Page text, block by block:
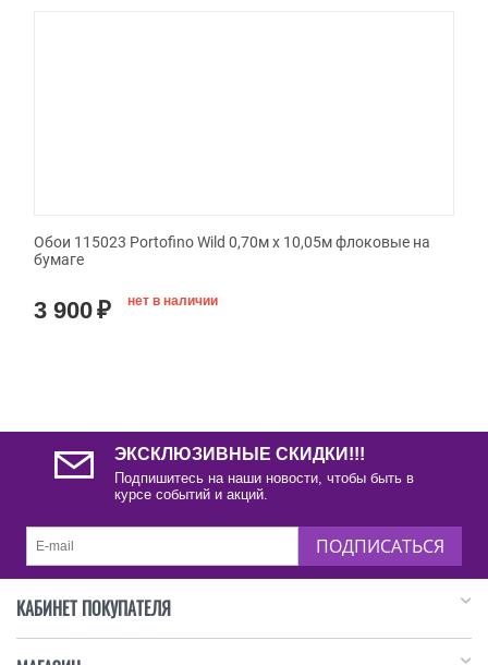
Обои 115023 Portofino Wild 0,70м x 10,05м флоковые на
бумаге
3 900₽ нет в наличии
ЭКСКЛЮЗИВНЫЕ СКИДКИ!!!
Подпишитесь на наши новости, чтобы быть в
курсе событий и акций.
ПОДПИСАТЬСЯ
КАБИНЕТ ПОКУПАТЕЛЯ